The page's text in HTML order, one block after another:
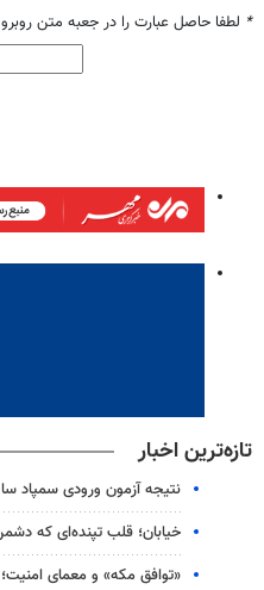
* لطفا حاصل عبارت را در جعبه متن روبرو
تازه‌ترین اخبار
نتیجه آزمون ورودی سمپاد سال ۱۴۰۵
خیابان؛ قلب تپنده‌ای که
«توافق مکه» و معمای